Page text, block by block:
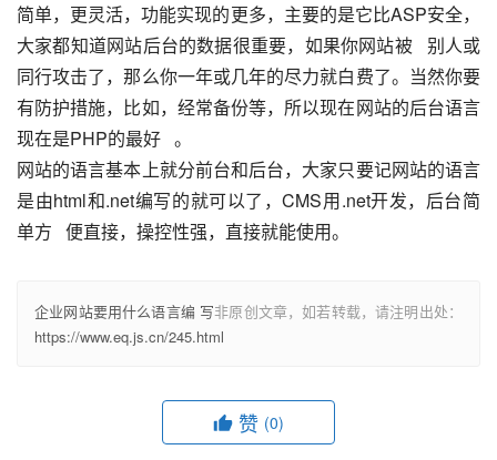
简单，更灵活，功能实现的更多，主要的是它比ASP安全，
大家都知道网站后台的数据很重要，如果你网站被   别人或
同行攻击了，那么你一年或几年的尽力就白费了。当然你要
有防护措施，比如，经常备份等，所以现在网站的后台语言
现在是PHP的最好   。
网站的语言基本上就分前台和后台，大家只要记网站的语言
是由html和.net编写的就可以了，CMS用.net开发，后台简
单方   便直接，操控性强，直接就能使用。
企业网站要用什么语言编 写非原创文章，如若转载，请注明出处：
https://www.eq.js.cn/245.html
赞 (0)